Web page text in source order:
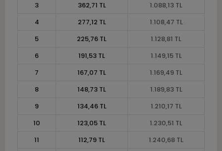
3
362,71 TL
1.088,13 TL
4
277,12 TL
1.108,47 TL
5
225,76 TL
1.128,81 TL
6
191,53 TL
1.149,15 TL
7
167,07 TL
1.169,49 TL
8
148,73 TL
1.189,83 TL
9
134,46 TL
1.210,17 TL
10
123,05 TL
1.230,51 TL
11
112,79 TL
1.240,68 TL